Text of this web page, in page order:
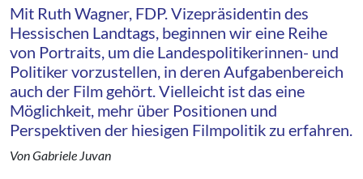
Mit Ruth Wagner, FDP. Vizepräsidentin des
Hessischen Landtags, beginnen wir eine Reihe
von Portraits, um die Landespolitikerinnen- und
Politiker vorzustellen, in deren Aufgabenbereich
auch der Film gehört. Vielleicht ist das eine
Möglichkeit, mehr über Positionen und
Perspektiven der hiesigen Filmpolitik zu erfahren.
Von Gabriele Juvan